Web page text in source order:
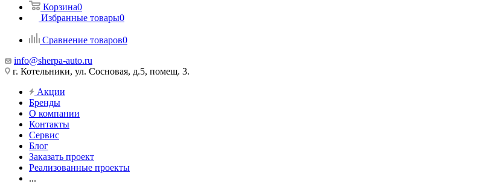
Корзина0
Избранные товары0
Сравнение товаров0
info@sherpa-auto.ru
г. Котельники, ул. Сосновая, д.5, помещ. 3.
Акции
Бренды
О компании
Контакты
Сервис
Блог
Заказать проект
Реализованные проекты
...